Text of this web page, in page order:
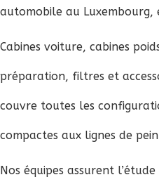
automobile au Luxembourg,
Cabines voiture, cabines
préparation, filtres et
couvre toutes les
compactes aux lignes de
Nos équipes assurent